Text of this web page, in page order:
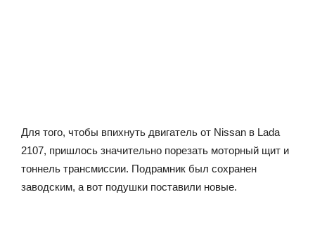
Для того, чтобы впихнуть двигатель от Nissan в Lada
2107, пришлось значительно порезать моторный щит и
тоннель трансмиссии. Подрамник был сохранен
заводским, а вот подушки поставили новые.